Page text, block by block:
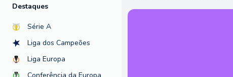
Destaques
Série A
Liga dos Campeões
Liga Europa